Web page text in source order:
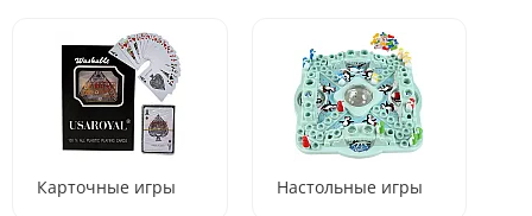
Карточные игры Настольные игры